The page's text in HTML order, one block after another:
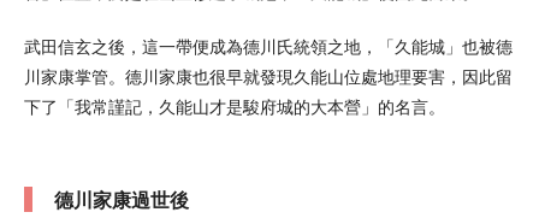
武田信玄之後，這一帶便成為德川氏統領之地，「久能城」也被德
川家康掌管。德川家康也很早就發現久能山位處地理要害，因此留
下了「我常謹記，久能山才是駿府城的大本營」的名言。
德川家康過世後